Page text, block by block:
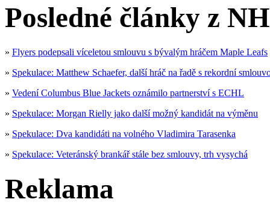
Posledné články z
» Flyers podepsali víceletou smlouvu s bývalým hráčem Maple Leafs
» Spekulace: Matthew Schaefer, další hráč na řadě s rekordní
» Vedení Columbus Blue Jackets oznámilo partnerství s ECHL
» Spekulace: Morgan Rielly jako další možný kandidát na výměnu
» Spekulace: Dva kandidáti na volného Vladimira Tarasenka
» Spekulace: Veteránský brankář stále bez smlouvy, trh vysychá
Reklama